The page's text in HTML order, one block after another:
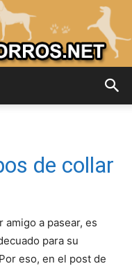
de collar
a pasear, es
para su
eso, en el post de